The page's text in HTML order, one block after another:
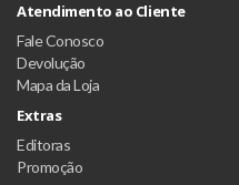
Atendimento ao Cliente
Fale Conosco
Devolução
Mapa da Loja
Extras
Editoras
Promoção